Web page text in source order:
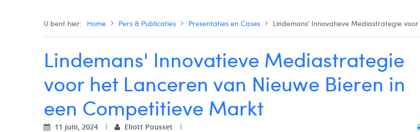
U bent hier: Home Pers & Publicaties Presentaties en Cases Lindemans' Innovatieve Mediastrategie
Lindemans' Innovatieve Mediastrategie
voor het Lanceren van Nieuwe Bieren in
een Competitieve Markt
11 juni, 2024 Eliott Pousset